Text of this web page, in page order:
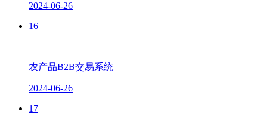
2024-06-26
16
农产品B2B交易系统
2024-06-26
17